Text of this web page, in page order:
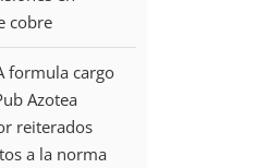
cobre
formula cargo
Azotea
reiterados
a la norma